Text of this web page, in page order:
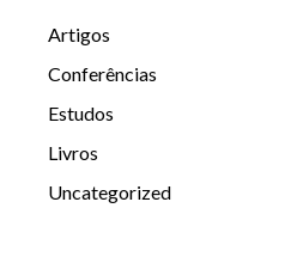
Artigos
Conferências
Estudos
Livros
Uncategorized